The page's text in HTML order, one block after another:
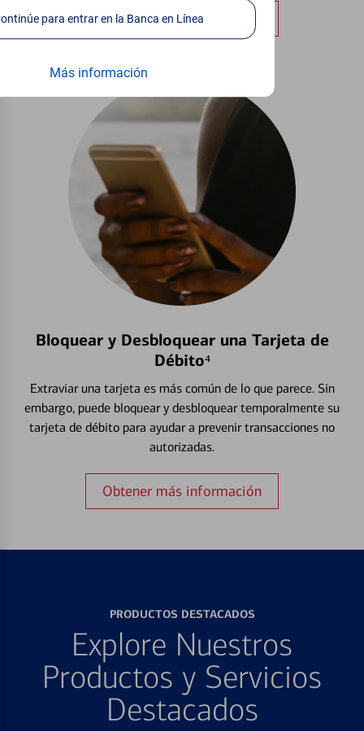
Continúe para entrar en la Banca en Línea
Más información
Obtener más información
Bloquear y Desbloquear una Tarjeta de
Débito⁴
Extraviar una tarjeta es más común de lo que parece. Sin
embargo, puede bloquear y desbloquear temporalmente su
tarjeta de débito para ayudar a prevenir transacciones no
autorizadas.
Obtener más información
PRODUCTOS DESTACADOS
Explore Nuestros
Productos y Servicios
Destacados